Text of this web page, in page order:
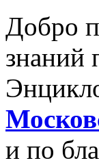
Добро
знаний
и по